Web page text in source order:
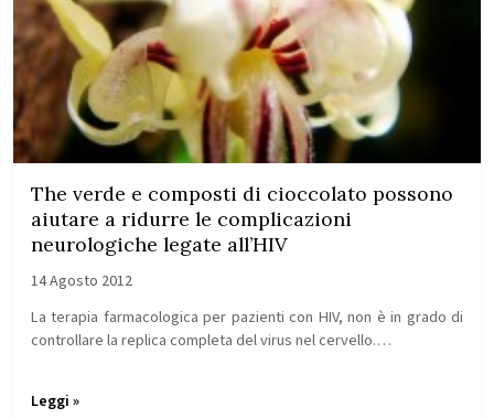
The verde e composti di cioccolato possono
aiutare a ridurre le complicazioni
neurologiche legate all’HIV
14 Agosto 2012
La terapia farmacologica per pazienti con HIV, non è in grado di
controllare la replica completa del virus nel cervello.…
Leggi »